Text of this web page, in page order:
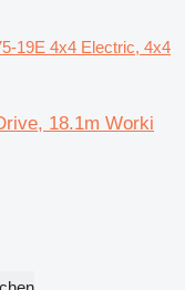
19E 4x4 Electric, 4x4
18.1m Worki